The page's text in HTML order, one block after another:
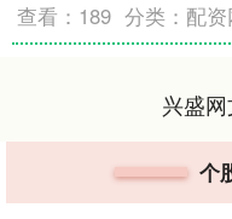
查看： 189 分类： 配
兴盛
个